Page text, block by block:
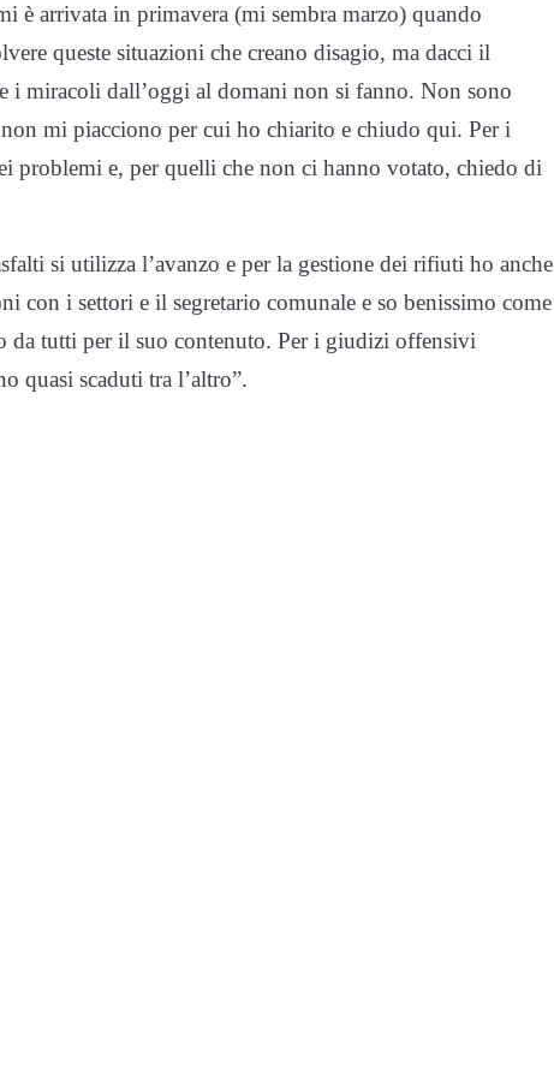
è arrivata in primavera (mi sembra marzo) quando
queste situazioni che creano disagio, ma dacci il
i miracoli dall’oggi al domani non si fanno. Non sono
mi piacciono per cui ho chiarito e chiudo qui. Per i
problemi e, per quelli che non ci hanno votato, chiedo di
si utilizza l’avanzo e per la gestione dei rifiuti ho anche
con i settori e il segretario comunale e so benissimo come
da tutti per il suo contenuto. Per i giudizi offensivi
quasi scaduti tra l’altro”.